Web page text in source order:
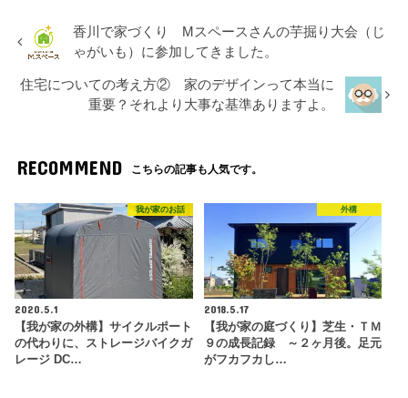
香川で家づくり Mスペースさんの芋掘り大会（じ
ゃがいも）に参加してきました。
住宅についての考え方② 家のデザインって本当に
重要？それより大事な基準ありますよ。
RECOMMEND こちらの記事も人気です。
我が家のお話
2020.5.1
【我が家の外構】サイクルポート
の代わりに、ストレージバイクガ
レージ DC…
外構
2018.5.17
【我が家の庭づくり】芝生・ＴＭ
９の成長記録 ～２ヶ月後。足元
がフカフカし…